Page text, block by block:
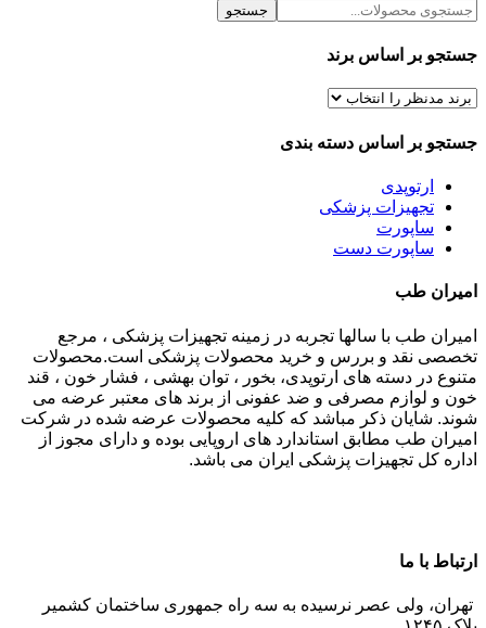
جستجو
جستجو بر اساس برند
جستجو بر اساس دسته بندی
ارتوپدی
تجهیزات پزشکی
ساپورت
ساپورت دست
امیران طب
امیران طب با سالها تجربه در زمینه تجهیزات پزشکی ، مرجع
تخصصی نقد و بررس و خرید محصولات پزشکی است.محصولات
متنوع در دسته های ارتوپدی، بخور ، توان بهشی ، فشار خون ، قند
خون و لوازم مصرفی و ضد عفونی از برند های معتبر عرضه می
شوند. شایان ذکر مباشد که کلیه محصولات عرضه شده در شرکت
امیران طب مطابق استاندارد های اروپایی بوده و دارای مجوز از
اداره کل تجهیزات پزشکی ایران می باشد.
ارتباط با ما
تهران، ولی عصر نرسیده به سه راه جمهوری ساختمان کشمیر